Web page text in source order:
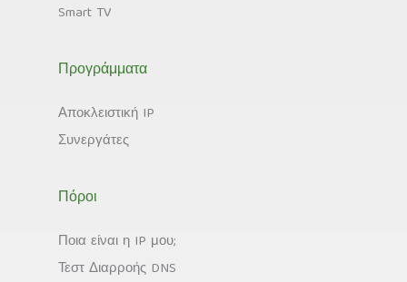
Smart TV
Προγράμματα
Αποκλειστική IP
Συνεργάτες
Πόροι
Ποια είναι η IP μου;
Τεστ Διαρροής DNS